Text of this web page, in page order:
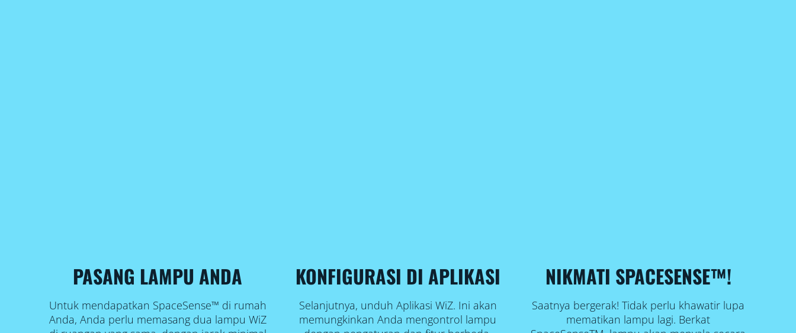
PASANG LAMPU ANDA
Untuk mendapatkan SpaceSense™ di rumah
Anda, Anda perlu memasang dua lampu WiZ
KONFIGURASI DI APLIKASI
Selanjutnya, unduh Aplikasi WiZ. Ini akan
memungkinkan Anda mengontrol lampu
NIKMATI SPACESENSE™!
Saatnya bergerak! Tidak perlu khawatir lupa
mematikan lampu lagi. Berkat